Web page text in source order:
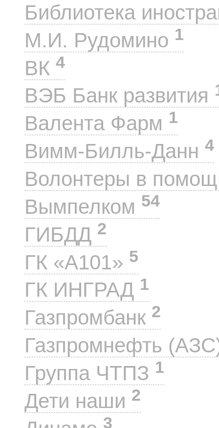
Библиотека
М.И. Рудомино 1
ВК 4
ВЭБ Банк развития
Валента Фарм 1
Вимм-Билль-Данн 4
Волонтеры в
Вымпелком 54
ГИБДД 2
ГК «А101» 5
ГК ИНГРАД 1
Газпромбанк 2
Газпромнефть
Группа ЧТПЗ 1
Дети наши 2
3